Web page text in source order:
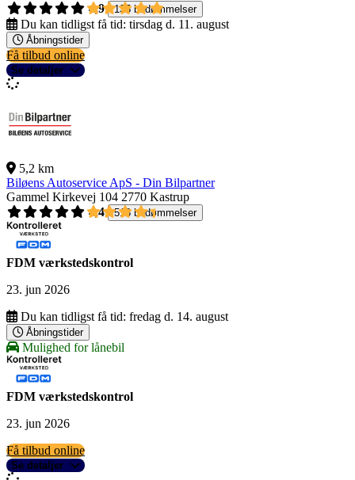
4,9
135 bedømmelser
Du kan tidligst få tid: tirsdag d. 11. august
Åbningstider
Få tilbud online
Se detaljer
5,2 km
Biløens Autoservice ApS - Din Bilpartner
Gammel Kirkevej 104 2770 Kastrup
4,4
518 bedømmelser
FDM værkstedskontrol
23. jun 2026
Du kan tidligst få tid: fredag d. 14. august
Åbningstider
Mulighed for lånebil
FDM værkstedskontrol
23. jun 2026
Få tilbud online
Se detaljer